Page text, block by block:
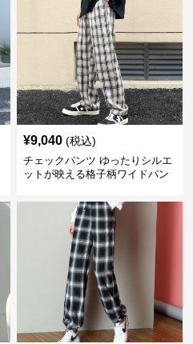
¥9,040 (税込)
チェックパンツ ゆったりシルエ
ットが映える格子柄ワイドパン